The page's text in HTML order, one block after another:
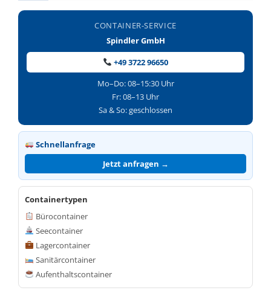
CONTAINER-SERVICE
Spindler GmbH
+49 3722 96650
Mo–Do: 08–15:30 Uhr
Fr: 08–13 Uhr
Sa & So: geschlossen
Schnellanfrage
Jetzt anfragen →
Containertypen
Bürocontainer
Seecontainer
Lagercontainer
Sanitärcontainer
Aufenthaltscontainer